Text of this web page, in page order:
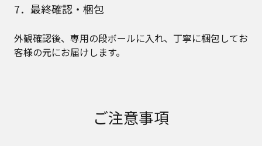
7．最終確認・梱包
外観確認後、専用の段ボールに入れ、丁寧に梱包してお
客様の元にお届けします。
ご注意事項